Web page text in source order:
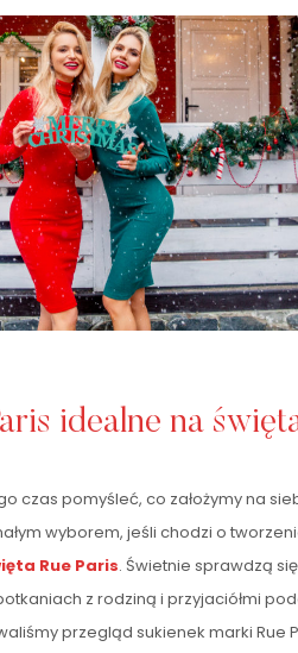
idealne na
czas pomyśleć, co założymy na
wyborem, jeśli chodzi o
Rue Paris. Świetnie sprawdzą
z rodziną i przyjaciółmi
przegląd sukienek marki Rue